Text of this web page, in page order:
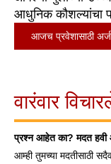
आधुनिक कौशल्यांचा
आजच प्रवेशासाठी
वारंवार
प्रश्न आहेत का? मदत
आम्ही तुमच्या मदतीसाठी